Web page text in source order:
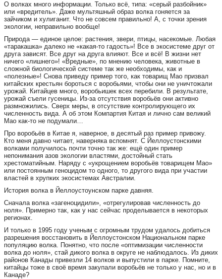
О волках много информации. Только всё, типа: «серый разбойник»
или «вредитель». Даже мультяшный образ волка гоняется за
зайчиком и хулиганит. Что не совсем правильно! А, с точки зрения
экологии, неправильно вообще!
Природа — единое целое: растения, звери, птицы, насекомые. Любая
«таракашка» далеко не «какая-то гадость»! Все в экосистеме друг от
друга зависят. Все друг на друга влияют. Все и всё! В жизни нет
ничего «лишнего»! «Вредные», по мнению человека, животные в
сложной биологической системе так же необходимы, как и
«полезные»! Снова приведу пример того, как товарищ Мао призвал
китайских крестьян бороться с воробьями, чтобы они не уничтожали
урожай. Китайцев много, воробьишек всех перебили. В результате,
урожай съели гусеницы. Из-за отсутствия воробьёв они активно
размножились. Сверх меры, в отсутствие контролирующего их
численность вида. А об этом Компартия Китая и лично сам великий
Мао как-то не подумали…
Про воробьёв в Китае я, наверное, в десятый раз пример привожу.
Кто меня давно читает, наверняка вспомнят. С Йеллоустонскими
волками получилось почти точно так же: ещё один пример
непонимания азов экологии властями, достойный стать
хрестоматийным. Наряду с «укрощением воробьёв товарищем Мао»
или постоянным геноцидом то одного, то другого вида при участии
властей в хрупких экосистемах Австралии.
История волка в Йеллоустоунском парке давняя.
Сначала волка «загеноцидили», «отрегулировав численность до
ноля». Примерно так, как у нас сейчас проделывается в некоторых
регионах.
И только в 1995 году ученым с огромным трудом удалось добиться
разрешения восстановить в Йеллоустонском Национальном парке
популяцию волка. Понятно, что после «оптимизации численности
волка до ноля», стай дикого волка в округе не наблюдалось. Из диких
районов Канады привезли 14 волков и выпустили в парке. Помните,
китайцы тоже в своё время закупали воробьёв не только у нас, но и в
Канаде?